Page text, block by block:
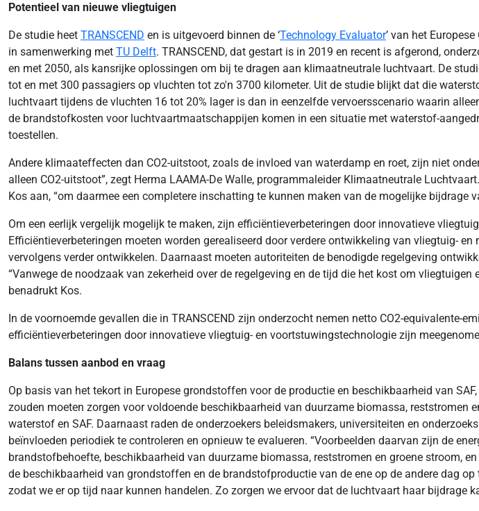
Potentieel van nieuwe vliegtuigen
De studie heet TRANSCEND en is uitgevoerd binnen de ‘Technology Evaluator’ van het
in samenwerking met TU Delft. TRANSCEND, dat gestart is in 2019 en recent is afgerond,
en met 2050, als kansrijke oplossingen om bij te dragen aan klimaatneutrale luchtvaart. De
tot en met 300 passagiers op vluchten tot zo'n 3700 kilometer. Uit de studie blijkt dat die
luchtvaart tijdens de vluchten 16 tot 20% lager is dan in eenzelfde vervoersscenario waarin
de brandstofkosten voor luchtvaartmaatschappijen komen in een situatie met waterstof-
toestellen.
Andere klimaateffecten dan CO2-uitstoot, zoals de invloed van waterdamp en roet, zijn niet
alleen CO2-uitstoot”, zegt Herma LAAMA-De Walle, programmaleider Klimaatneutrale
Kos aan, “om daarmee een completere inschatting te kunnen maken van de mogelijke
Om een eerlijk vergelijk mogelijk te maken, zijn efficiëntieverbeteringen door innovatieve
Efficiëntieverbeteringen moeten worden gerealiseerd door verdere ontwikkeling van vliegtuig-
vervolgens verder ontwikkelen. Daarnaast moeten autoriteiten de benodigde regelgeving
“Vanwege de noodzaak van zekerheid over de regelgeving en de tijd die het kost om
benadrukt Kos.
In de voornoemde gevallen die in TRANSCEND zijn onderzocht nemen netto CO2-equivalente-
efficiëntieverbeteringen door innovatieve vliegtuig- en voortstuwingstechnologie zijn
Balans tussen aanbod en vraag
Op basis van het tekort in Europese grondstoffen voor de productie en beschikbaarheid van
zouden moeten zorgen voor voldoende beschikbaarheid van duurzame biomassa,
waterstof en SAF. Daarnaast raden de onderzoekers beleidsmakers, universiteiten en
beïnvloeden periodiek te controleren en opnieuw te evalueren. “Voorbeelden daarvan zijn de
brandstofbehoefte, beschikbaarheid van duurzame biomassa, reststromen en groene stroom,
de beschikbaarheid van grondstoffen en de brandstofproductie van de ene op de andere dag
zodat we er op tijd naar kunnen handelen. Zo zorgen we ervoor dat de luchtvaart haar bijdrage